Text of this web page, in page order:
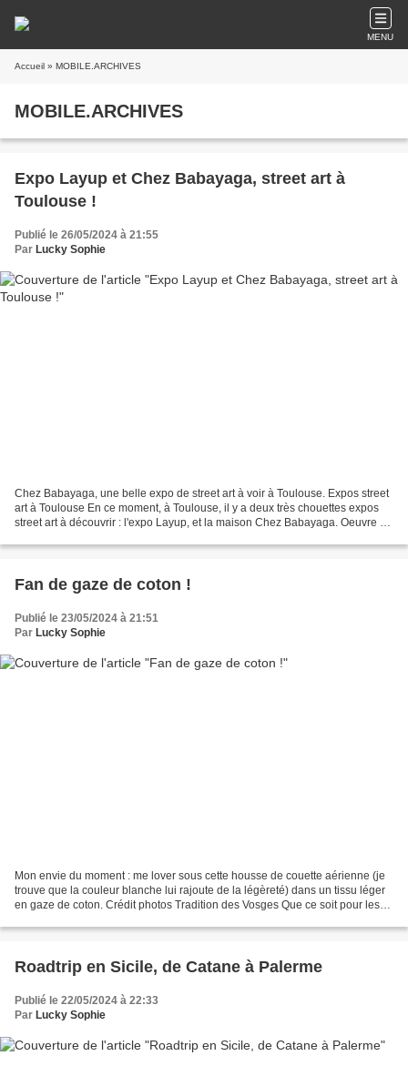
MENU
Accueil » MOBILE.ARCHIVES
MOBILE.ARCHIVES
Expo Layup et Chez Babayaga, street art à
Toulouse !
Publié le 26/05/2024 à 21:55
Par Lucky Sophie
Chez Babayaga, une belle expo de street art à voir à Toulouse. Expos street
art à Toulouse En ce moment, à Toulouse, il y a deux très chouettes expos
street art à découvrir : l'expo Layup, et la maison Chez Babayaga. Oeuvre de
Fan de gaze de coton !
Publié le 23/05/2024 à 21:51
Par Lucky Sophie
Mon envie du moment : me lover sous cette housse de couette aérienne (je
trouve que la couleur blanche lui rajoute de la légèreté) dans un tissu léger
en gaze de coton. Crédit photos Tradition des Vosges Que ce soit pour les
Roadtrip en Sicile, de Catane à Palerme
Publié le 22/05/2024 à 22:33
Par Lucky Sophie